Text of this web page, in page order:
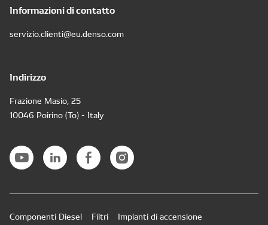
Informazioni di contatto
servizio.clienti@eu.denso.com
Indirizzo
Frazione Masio, 25
10046 Poirino (To) - Italy
Componenti Diesel Filtri Impianti di accensione